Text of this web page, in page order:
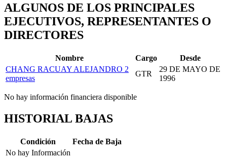
ALGUNOS DE LOS PRINCIPALES
EJECUTIVOS, REPRESENTANTES O
DIRECTORES
Nombre Cargo
Desde
CHANG RACUAY ALEJANDRO 2
empresas
GTR
29 DE MAYO DE
1996
No hay información financiera disponible
HISTORIAL BAJAS
Condición
Fecha de Baja
No hay Información